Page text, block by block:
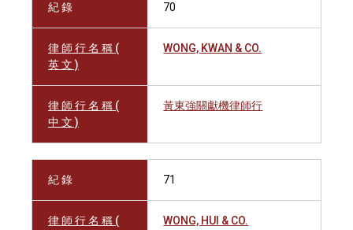
紀 錄 70
律 師 行 名 稱 (
英 文 )
WONG, KWAN & CO.
律 師 行 名 稱 (
中 文 )
黃東強關獻機律師行
紀 錄 71
律 師 行 名 稱 (
WONG, HUI & CO.